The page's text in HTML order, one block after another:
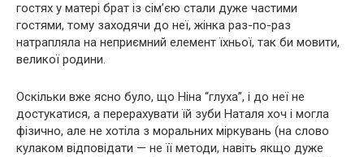
гостях у матері брат із сім’єю стали дуже частими
гостями, тому заходячи до неї, жінка раз-по-раз
натрапляла на неприємний елемент їхньої, так би мовити,
великої родини.
Оскільки вже ясно було, що Ніна “глуха”, і до неї не
достукатися, а перерахувати їй зуби Наталя хоч і могла
фізично, але не хотіла з моральних міркувань (на слово
кулаком відповідати — не її методи, навіть якщо дуже